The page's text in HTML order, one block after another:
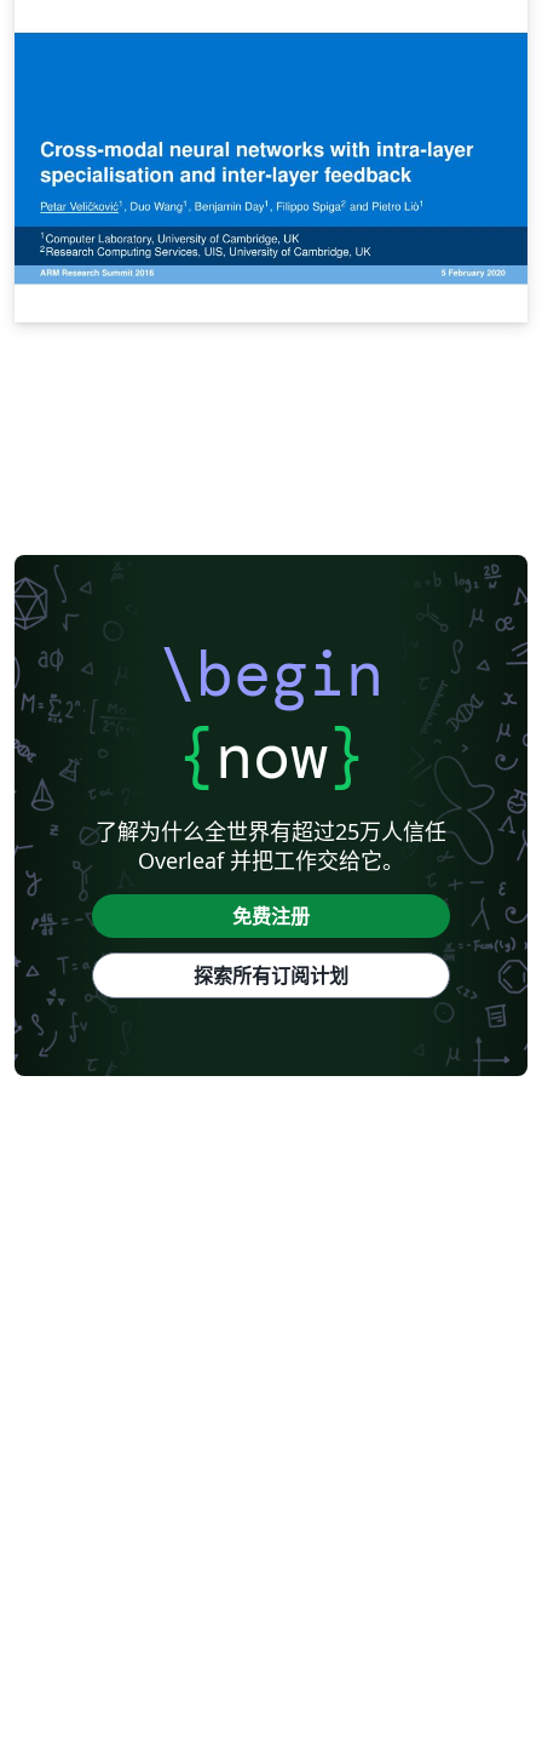
\begin
{now}
了解为什么全世界有超过25万人信任
Overleaf 并把工作交给它。
免费注册
探索所有订阅计划